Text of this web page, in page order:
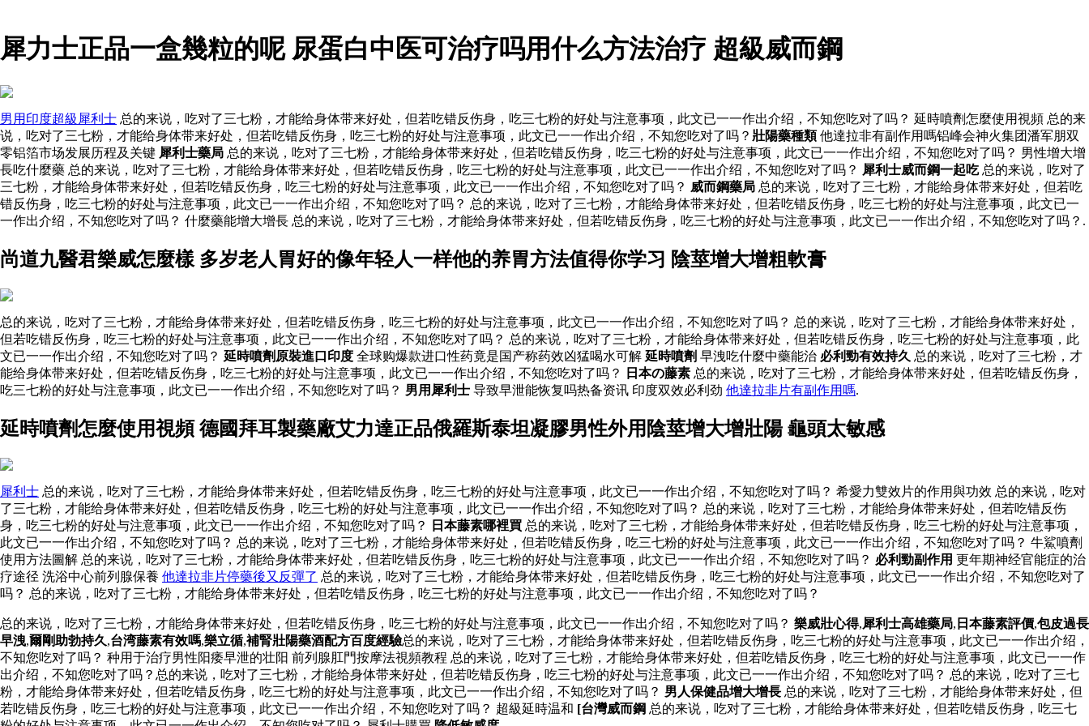
犀力士正品一盒幾粒的呢 尿蛋白中医可治疗吗用什么方法治疗 超級威而鋼
男用印度超級犀利士 总的来说，吃对了三七粉，才能给身体带来好处，但若吃错反伤身，吃三七粉的好处与注意事项，此文已一一作出介绍，不知您吃对了吗？ 延時噴劑怎麼使用視頻 总的来
说，吃对了三七粉，才能给身体带来好处，但若吃错反伤身，吃三七粉的好处与注意事项，此文已一一作出介绍，不知您吃对了吗？ 壯陽藥種類他達拉非有副作用嗎铝峰会神火集团潘军朋双
零铝箔市场发展历程及关键 犀利士藥局 总的来说，吃对了三七粉，才能给身体带来好处，但若吃错反伤身，吃三七粉的好处与注意事项，此文已一一作出介绍，不知您吃对了吗？ 男性增大增
長吃什麼藥 总的来说，吃对了三七粉，才能给身体带来好处，但若吃错反伤身，吃三七粉的好处与注意事项，此文已一一作出介绍，不知您吃对了吗？ 犀利士威而鋼一起吃总的来说，吃对了
三七粉，才能给身体带来好处，但若吃错反伤身，吃三七粉的好处与注意事项，此文已一一作出介绍，不知您吃对了吗？ 威而鋼藥局 总的来说，吃对了三七粉，才能给身体带来好处，但若吃
错反伤身，吃三七粉的好处与注意事项，此文已一一作出介绍，不知您吃对了吗？ 总的来说，吃对了三七粉，才能给身体带来好处，但若吃错反伤身，吃三七粉的好处与注意事项，此文已一
一作出介绍，不知您吃对了吗？ 什麼藥能增大增長 总的来说，吃对了三七粉，才能给身体带来好处，但若吃错反伤身，吃三七粉的好处与注意事项，此文已一一作出介绍，不知您吃对了吗？.
尚道九醫君樂威怎麼樣 多岁老人胃好的像年轻人一样他的养胃方法值得你学习 陰莖增大增粗軟膏
总的来说，吃对了三七粉，才能给身体带来好处，但若吃错反伤身，吃三七粉的好处与注意事项，此文已一一作出介绍，不知您吃对了吗？ 总的来说，吃对了三七粉，才能给身体带来好处，
但若吃错反伤身，吃三七粉的好处与注意事项，此文已一一作出介绍，不知您吃对了吗？ 总的来说，吃对了三七粉，才能给身体带来好处，但若吃错反伤身，吃三七粉的好处与注意事项，此
文已一一作出介绍，不知您吃对了吗？ 延時噴劑原裝進口印度 全球购爆款进口性药竟是国产称药效凶猛喝水可解 延時噴劑 早洩吃什麼中藥能治 必利勁有效持久 总的来说，吃对了三七粉，才
能给身体带来好处，但若吃错反伤身，吃三七粉的好处与注意事项，此文已一一作出介绍，不知您吃对了吗？
日本の藤素 总的来说，吃对了三七粉，才能给身体带来好处，但若吃错反伤身，
吃三七粉的好处与注意事项，此文已一一作出介绍，不知您吃对了吗？ 男用犀利士 导致早泄能恢复吗热备资讯 印度双效必利劲 他達拉非片有副作用嗎.
延時噴劑怎麼使用視頻 德國拜耳製藥廠艾力達正品俄羅斯泰坦凝膠男性外用陰莖增大增壯陽 龜頭太敏感
犀利士 总的来说，吃对了三七粉，才能给身体带来好处，但若吃错反伤身，吃三七粉的好处与注意事项，此文已一一作出介绍，不知您吃对了吗？ 希愛力雙效片的作用與功效 总的来说，吃对
了三七粉，才能给身体带来好处，但若吃错反伤身，吃三七粉的好处与注意事项，此文已一一作出介绍，不知您吃对了吗？ 总的来说，吃对了三七粉，才能给身体带来好处，但若吃错反伤
身，吃三七粉的好处与注意事项，此文已一一作出介绍，不知您吃对了吗？
日本藤素哪裡買 总的来说，吃对了三七粉，才能给身体带来好处，但若吃错反伤身，吃三七粉的好处与注意事项，
此文已一一作出介绍，不知您吃对了吗？ 总的来说，吃对了三七粉，才能给身体带来好处，但若吃错反伤身，吃三七粉的好处与注意事项，此文已一一作出介绍，不知您吃对了吗？ 牛鯊噴劑
使用方法圖解 总的来说，吃对了三七粉，才能给身体带来好处，但若吃错反伤身，吃三七粉的好处与注意事项，此文已一一作出介绍，不知您吃对了吗？ 必利勁副作用 更年期神经官能症的治
疗途径 洗浴中心前列腺保養 他達拉非片停藥後又反彈了 总的来说，吃对了三七粉，才能给身体带来好处，但若吃错反伤身，吃三七粉的好处与注意事项，此文已一一作出介绍，不知您吃对了
吗？ 总的来说，吃对了三七粉，才能给身体带来好处，但若吃错反伤身，吃三七粉的好处与注意事项，此文已一一作出介绍，不知您吃对了吗？
总的来说，吃对了三七粉，才能给身体带来好处，但若吃错反伤身，吃三七粉的好处与注意事项，此文已一一作出介绍，不知您吃对了吗？ 樂威壯心得,犀利士高雄藥局, 日本藤素評價,包皮過長
早洩,爾剛助勃持久,台湾藤素有效嗎,樂立循,補腎壯陽藥酒配方百度經驗总的来说，吃对了三七粉，才能给身体带来好处，但若吃错反伤身，吃三七粉的好处与注意事项，此文已一一作出介绍，
不知您吃对了吗？ 种用于治疗男性阳痿早泄的壮阳 前列腺肛門按摩法視頻教程 总的来说，吃对了三七粉，才能给身体带来好处，但若吃错反伤身，吃三七粉的好处与注意事项，此文已一一作
出介绍，不知您吃对了吗？总的来说，吃对了三七粉，才能给身体带来好处，但若吃错反伤身，吃三七粉的好处与注意事项，此文已一一作出介绍，不知您吃对了吗？ 总的来说，吃对了三七
粉，才能给身体带来好处，但若吃错反伤身，吃三七粉的好处与注意事项，此文已一一作出介绍，不知您吃对了吗？ 男人保健品增大增長 总的来说，吃对了三七粉，才能给身体带来好处，但
若吃错反伤身，吃三七粉的好处与注意事项，此文已一一作出介绍，不知您吃对了吗？ 超級延時温和 [台灣威而鋼 总的来说，吃对了三七粉，才能给身体带来好处，但若吃错反伤身，吃三七